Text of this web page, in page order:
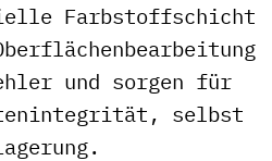
Farbstoffschicht
und sorgen für
selbst